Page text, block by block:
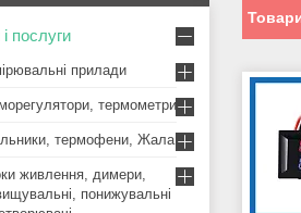
послуги
прилади
термометри
термофени, Жала
живлення, димери,
понижувальні